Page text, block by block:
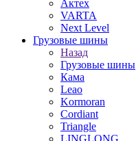
Актех
VARTA
Next Level
Грузовые шины
Назад
Грузовые шины
Кама
Leao
Kormoran
Cordiant
Triangle
LINGLONG